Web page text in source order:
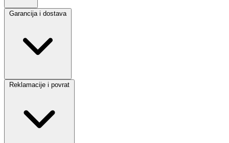
Garancija i dostava
Reklamacije i povrat